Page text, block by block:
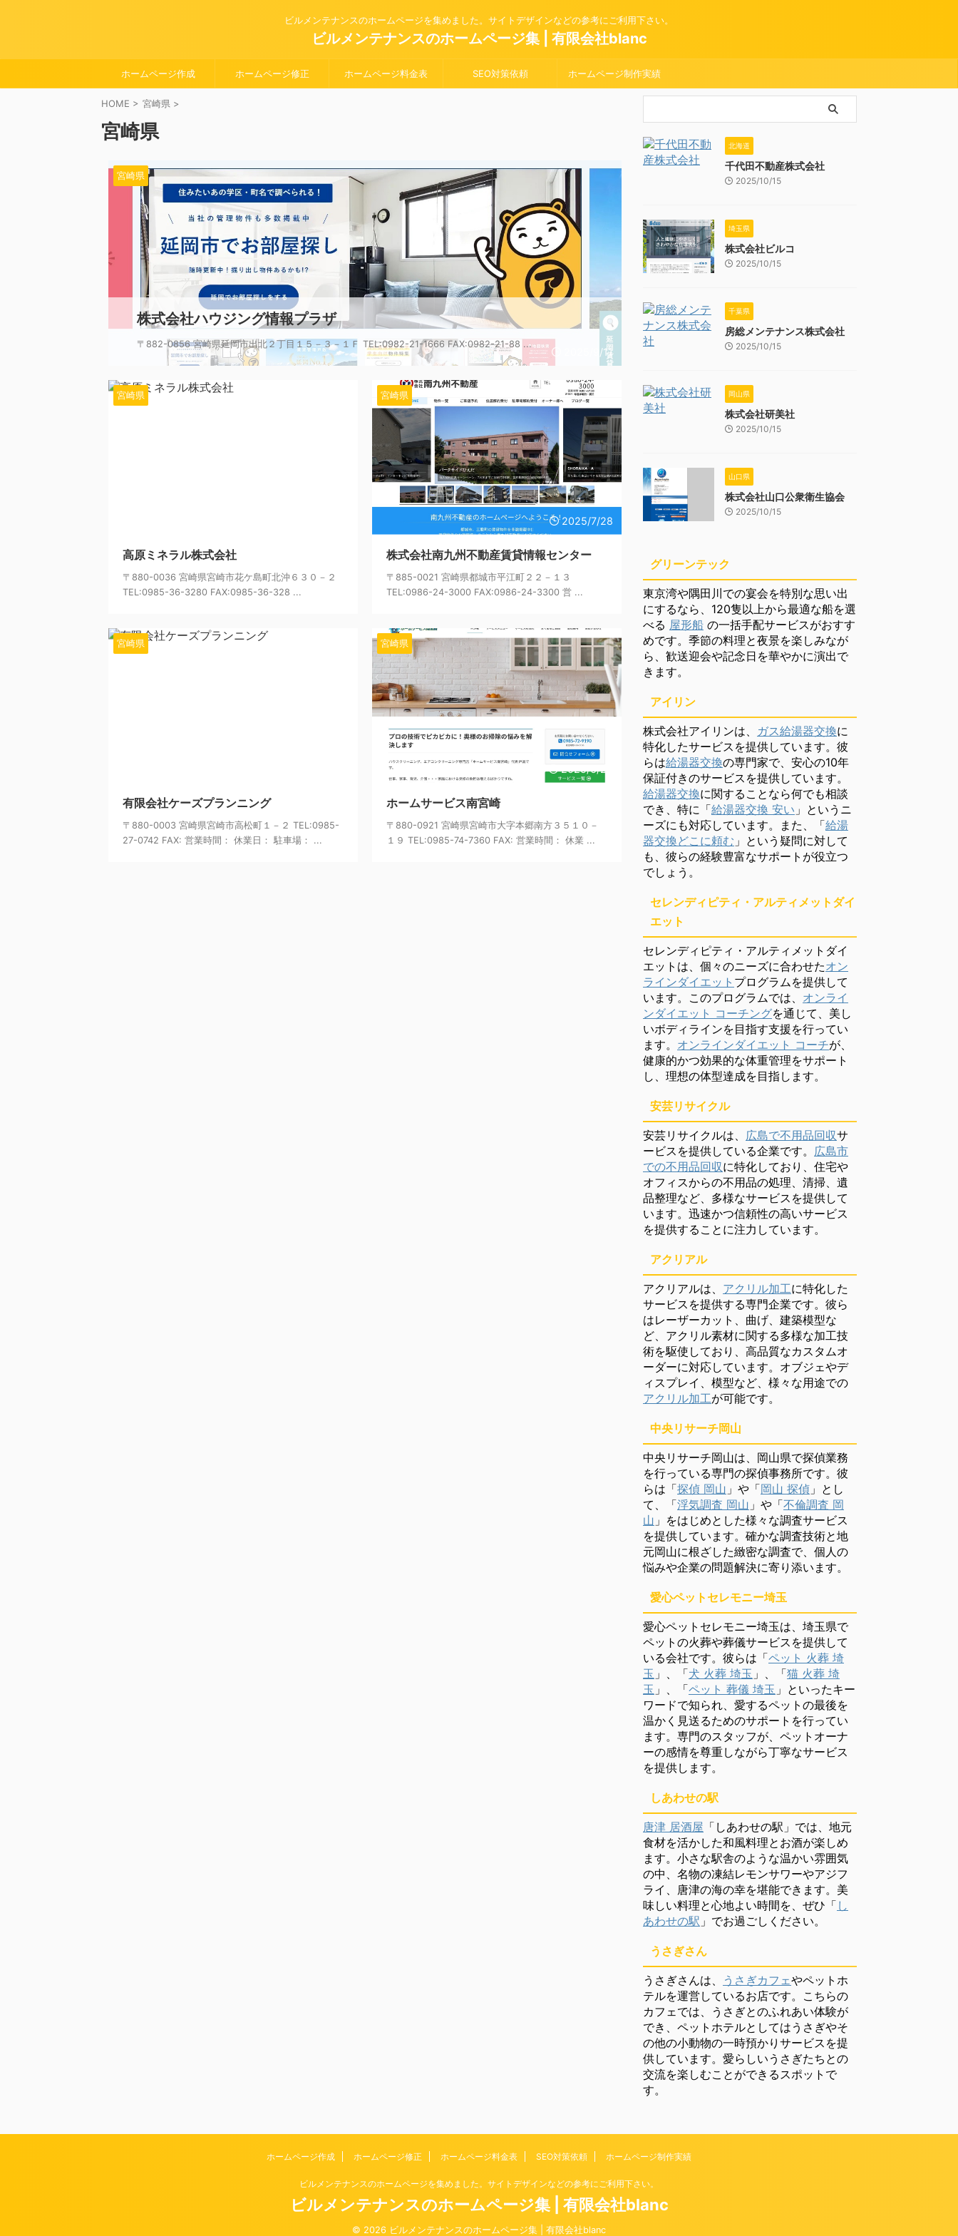
ビルメンテナンスのホームページを集めました。サイトデザインなどの参考にご利用下さい。
ビルメンテナンスのホームページ集 | 有限会社blanc
ホームページ作成 ホームページ修正 ホームページ料金表 SEO対策依頼 ホームページ制作実績
HOME > 宮崎県 >
宮崎県
2025/9/11
宮崎県
株式会社ハウジング情報プラザ
〒882-0856 宮崎県延岡市出北２丁目１５－３－１Ｆ TEL:0982-21-1666 FAX:0982-21-88 ...
宮崎県
高原ミネラル株式会社
〒880-0036 宮崎県宮崎市花ケ島町北沖６３０－２
TEL:0985-36-3280 FAX:0985-36-328 ...
2025/7/28
宮崎県
株式会社南九州不動産賃貸情報センター
〒885-0021 宮崎県都城市平江町２２－１３
TEL:0986-24-3000 FAX:0986-24-3300 営 ...
宮崎県
有限会社ケーズプランニング
〒880-0003 宮崎県宮崎市高松町１－２ TEL:0985-
27-0742 FAX: 営業時間： 休業日： 駐車場： ...
2025/6/24
宮崎県
ホームサービス南宮崎
〒880-0921 宮崎県宮崎市大字本郷南方３５１０－
１９ TEL:0985-74-7360 FAX: 営業時間： 休業 ...
北海道
千代田不動産株式会社
2025/10/15
埼玉県
株式会社ビルコ
2025/10/15
千葉県
房総メンテナンス株式会社
2025/10/15
岡山県
株式会社研美社
2025/10/15
山口県
株式会社山口公衆衛生協会
2025/10/15
グリーンテック
東京湾や隅田川での宴会を特別な思い出
にするなら、120隻以上から最適な船を選
べる 屋形船 の一括手配サービスがおすす
めです。季節の料理と夜景を楽しみなが
ら、歓送迎会や記念日を華やかに演出で
きます。
アイリン
株式会社アイリンは、 ガス給湯器交換に
特化したサービスを提供しています。彼
らは給湯器交換の専門家で、安心の10年
保証付きのサービスを提供しています。
給湯器交換に関することなら何でも相談
でき、特に「給湯器交換 安い 」というニ
ーズにも対応しています。また、「給湯
器交換どこに頼む 」という疑問に対して
も、彼らの経験豊富なサポートが役立つ
でしょう。
セレンディピティ・アルティメットダイ
エット
セレンディピティ・アルティメットダイ
エットは、個々のニーズに合わせたオン
ラインダイエット プログラムを提供して
います。このプログラムでは、 オンライ
ンダイエット コーチングを通じて、美し
いボディラインを目指す支援を行ってい
ます。 オンラインダイエット コーチが、
健康的かつ効果的な体重管理をサポート
し、理想の体型達成を目指します。
安芸リサイクル
安芸リサイクルは、 広島で不用品回収サ
ービスを提供している企業です。 広島市
での不用品回収に特化しており、住宅や
オフィスからの不用品の処理、清掃、遺
品整理など、多様なサービスを提供して
います。迅速かつ信頼性の高いサービス
を提供することに注力しています。
アクリアル
アクリアルは、 アクリル加工に特化した
サービスを提供する専門企業です。彼ら
はレーザーカット、曲げ、建築模型な
ど、アクリル素材に関する多様な加工技
術を駆使しており、高品質なカスタムオ
ーダーに対応しています。オブジェやデ
ィスプレイ、模型など、様々な用途での
アクリル加工が可能です。
中央リサーチ岡山
中央リサーチ岡山は、岡山県で探偵業務
を行っている専門の探偵事務所です。彼
らは「探偵 岡山 」や「岡山 探偵 」とし
て、「浮気調査 岡山 」や「不倫調査 岡
山 」をはじめとした様々な調査サービス
を提供しています。確かな調査技術と地
元岡山に根ざした緻密な調査で、個人の
悩みや企業の問題解決に寄り添います。
愛心ペットセレモニー埼玉
愛心ペットセレモニー埼玉は、埼玉県で
ペットの火葬や葬儀サービスを提供して
いる会社です。彼らは「ペット 火葬 埼
玉 」、「犬 火葬 埼玉 」、「猫 火葬 埼
玉 」、「ペット 葬儀 埼玉 」といったキー
ワードで知られ、愛するペットの最後を
温かく見送るためのサポートを行ってい
ます。専門のスタッフが、ペットオーナ
ーの感情を尊重しながら丁寧なサービス
を提供します。
しあわせの駅
唐津 居酒屋 「しあわせの駅」では、地元
食材を活かした和風料理とお酒が楽しめ
ます。小さな駅舎のような温かい雰囲気
の中、名物の凍結レモンサワーやアジフ
ライ、唐津の海の幸を堪能できます。美
味しい料理と心地よい時間を、ぜひ「 し
あわせの駅 」でお過ごしください。
うさぎさん
うさぎさんは、 うさぎカフェやペットホ
テルを運営しているお店です。こちらの
カフェでは、うさぎとのふれあい体験が
でき、ペットホテルとしてはうさぎやそ
の他の小動物の一時預かりサービスを提
供しています。愛らしいうさぎたちとの
交流を楽しむことができるスポットで
す。
ホームページ作成 ホームページ修正 ホームページ料金表 SEO対策依頼 ホームページ制作実績
ビルメンテナンスのホームページを集めました。サイトデザインなどの参考にご利用下さい。
ビルメンテナンスのホームページ集 | 有限会社blanc
© 2026 ビルメンテナンスのホームページ集 | 有限会社blanc